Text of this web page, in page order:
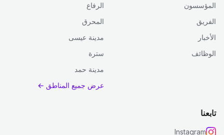
المؤسسون
الفريق
الأخبار
الوظائف
الرفاع
المحرق
مدينة عيسى
سترة
مدينة حمد
عرض جميع المناطق ←
تابعنا
Instagram